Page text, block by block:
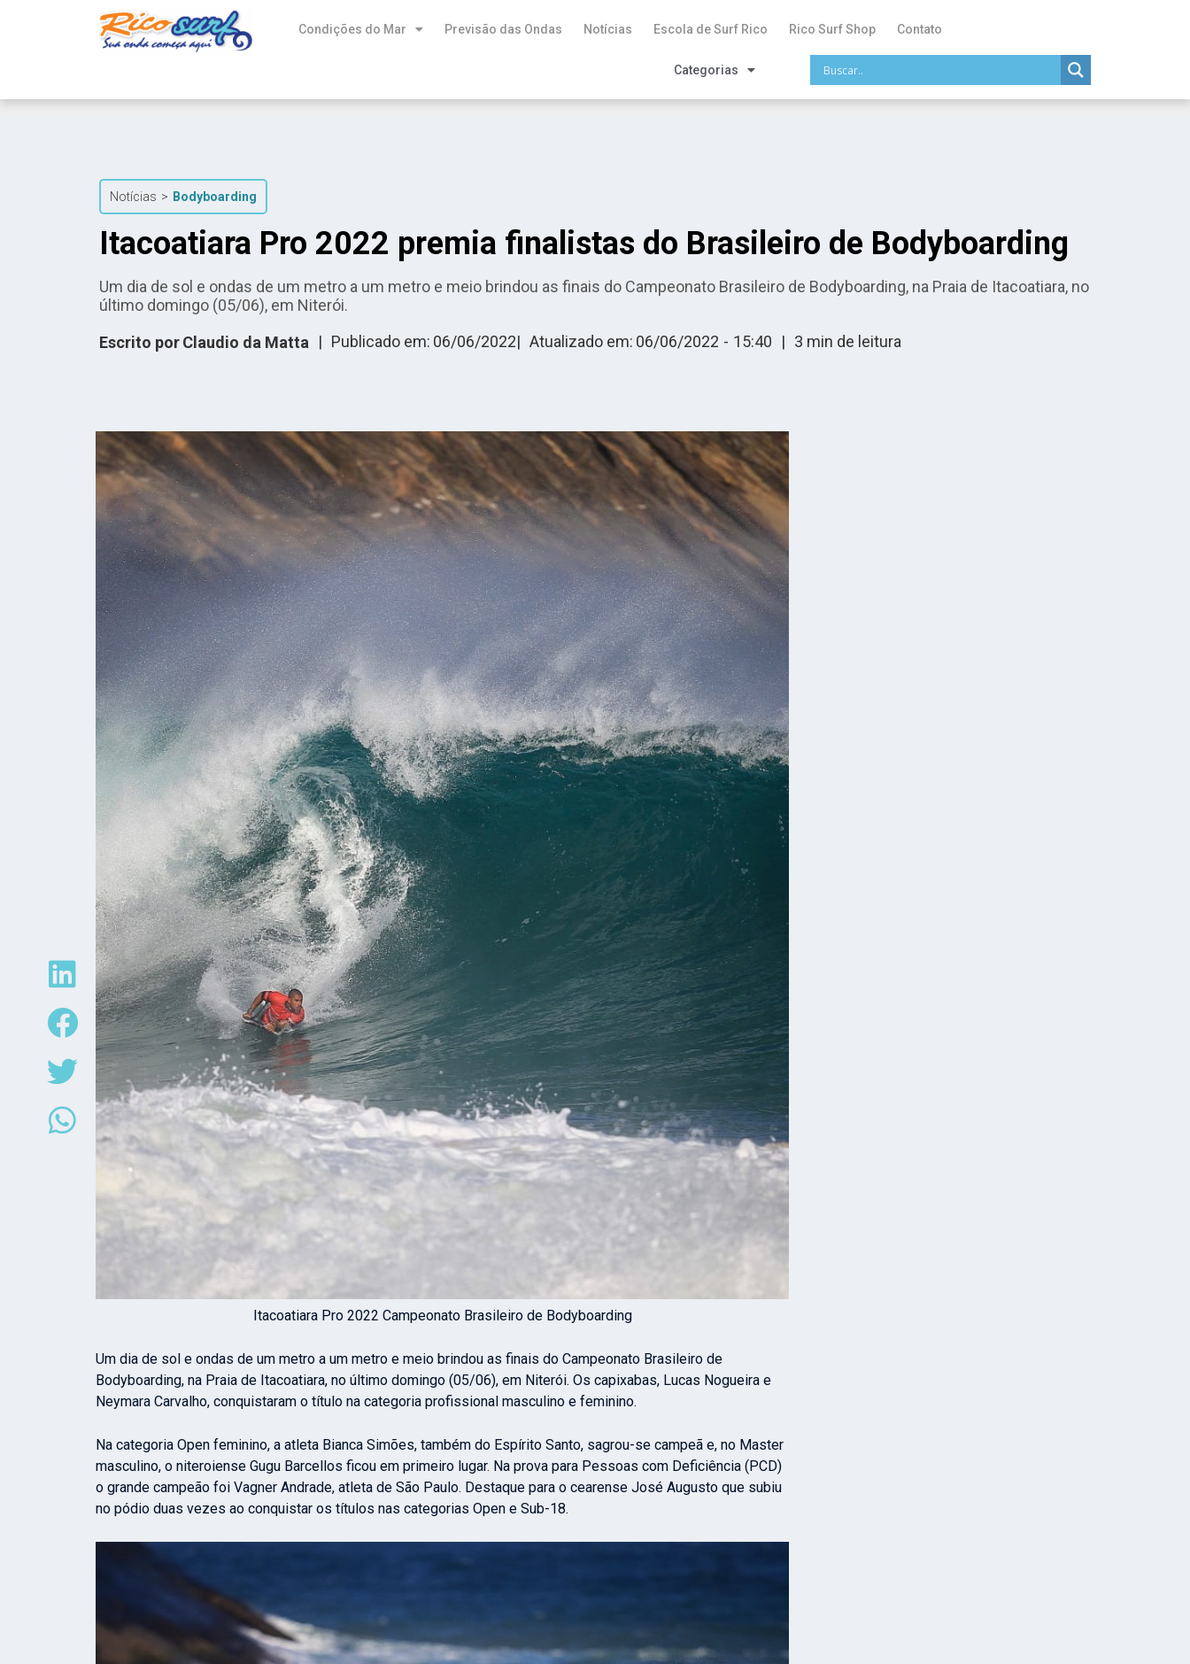
Condições do Mar Previsão das Ondas Notícias Escola de Surf Rico Rico Surf Shop Contato
Categorias
Notícias > Bodyboarding
Itacoatiara Pro 2022 premia finalistas do Brasileiro de Bodyboarding
Um dia de sol e ondas de um metro a um metro e meio brindou as finais do Campeonato Brasileiro de Bodyboarding, na Praia de Itacoatiara, no
último domingo (05/06), em Niterói.
Escrito porClaudio da Matta | Publicado em: 06/06/2022| Atualizado em: 06/06/2022 - 15:40 | 3 min de leitura
Itacoatiara Pro 2022 Campeonato Brasileiro de Bodyboarding
Um dia de sol e ondas de um metro a um metro e meio brindou as finais do Campeonato Brasileiro de
Bodyboarding, na Praia de Itacoatiara, no último domingo (05/06), em Niterói. Os capixabas, Lucas Nogueira e
Neymara Carvalho, conquistaram o título na categoria profissional masculino e feminino.
Na categoria Open feminino, a atleta Bianca Simões, também do Espírito Santo, sagrou-se campeã e, no Master
masculino, o niteroiense Gugu Barcellos ficou em primeiro lugar. Na prova para Pessoas com Deficiência (PCD)
o grande campeão foi Vagner Andrade, atleta de São Paulo. Destaque para o cearense José Augusto que subiu
no pódio duas vezes ao conquistar os títulos nas categorias Open e Sub-18.